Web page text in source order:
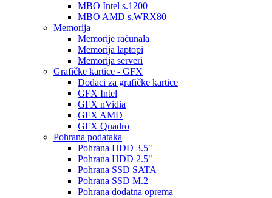
MBO Intel s.1200
MBO AMD s.WRX80
Memorija
Memorije računala
Memorija laptopi
Memorija serveri
Grafičke kartice - GFX
Dodaci za grafičke kartice
GFX Intel
GFX nVidia
GFX AMD
GFX Quadro
Pohrana podataka
Pohrana HDD 3.5"
Pohrana HDD 2.5"
Pohrana SSD SATA
Pohrana SSD M.2
Pohrana dodatna oprema